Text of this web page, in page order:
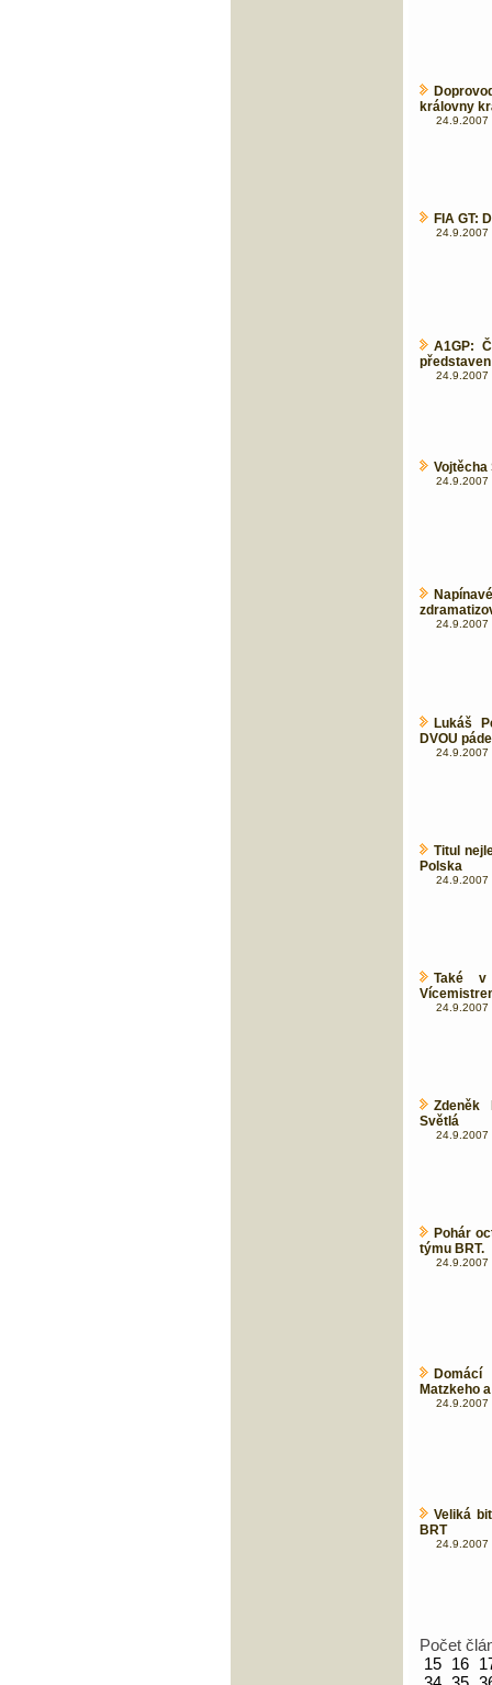
královny
24.9.2007
FIA GT:
24.9.2007
A1GP:
24.9.2007
Vojtěcha
24.9.2007
24.9.2007
Lukáš
DVOU
24.9.2007
Titul
Polska
24.9.2007
Také v
24.9.2007
Zdeněk
Světlá
24.9.2007
Pohár
týmu BRT.
24.9.2007
Matzkeho
24.9.2007
Veliká
BRT
24.9.2007
Počet
15 16